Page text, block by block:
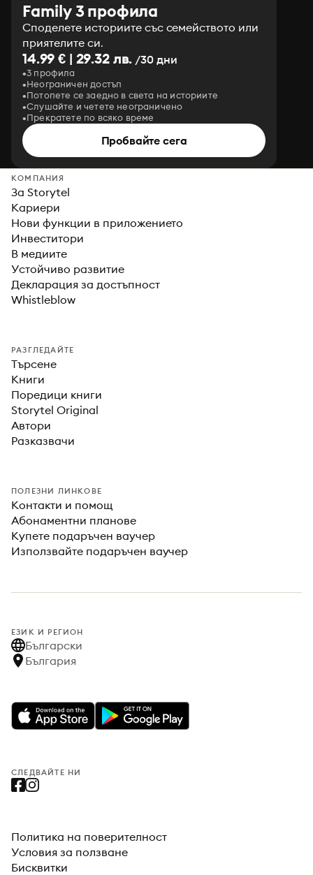
Family 3 профила
Споделете историите със семейството или
приятелите си.
14.99 € | 29.32 лв. /30 дни
3 профила
Неограничен достъп
Потопете се заедно в света на историите
Слушайте и четете неограничено
Прекратете по всяко време
Пробвайте сега
КОМПАНИЯ
За Storytel
Кариери
Нови функции в приложението
Инвеститори
В медиите
Устойчиво развитие
Декларация за достъпност
Whistleblow
РАЗГЛЕДАЙТЕ
Търсене
Книги
Поредици книги
Storytel Original
Автори
Разказвачи
ПОЛЕЗНИ ЛИНКОВЕ
Контакти и помощ
Абонаментни планове
Купете подаръчен ваучер
Използвайте подаръчен ваучер
ЕЗИК И РЕГИОН
Български
България
СЛЕДВАЙТЕ НИ
Политика на поверителност
Условия за ползване
Бисквитки